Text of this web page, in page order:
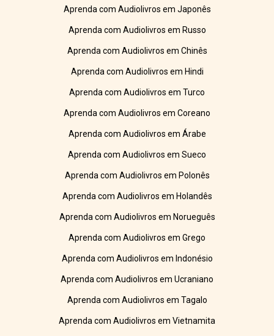
Aprenda com Audiolivros em Japonês
Aprenda com Audiolivros em Russo
Aprenda com Audiolivros em Chinês
Aprenda com Audiolivros em Hindi
Aprenda com Audiolivros em Turco
Aprenda com Audiolivros em Coreano
Aprenda com Audiolivros em Árabe
Aprenda com Audiolivros em Sueco
Aprenda com Audiolivros em Polonês
Aprenda com Audiolivros em Holandês
Aprenda com Audiolivros em Norueguês
Aprenda com Audiolivros em Grego
Aprenda com Audiolivros em Indonésio
Aprenda com Audiolivros em Ucraniano
Aprenda com Audiolivros em Tagalo
Aprenda com Audiolivros em Vietnamita